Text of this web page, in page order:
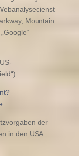
Mountain
der
in den USA